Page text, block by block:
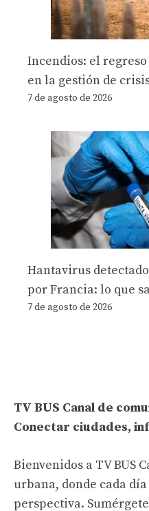
Incendios: el
en la gestión de
7 de agosto de 2026
Hantavirus
por Francia: lo que
7 de agosto de 2026
TV BUS Canal de
Conectar ciudades,
Bienvenidos a TV BUS
urbana, donde cada
perspectiva.